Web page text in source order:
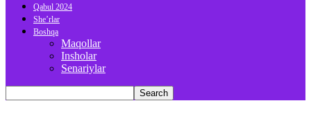
Qabul 2024
She’rlar
Boshqa
Maqollar
Insholar
Senariylar